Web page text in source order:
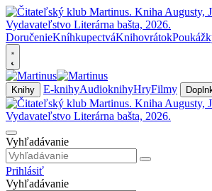
DoručenieKníhkupectváKnihovrátok
Knihy E-knihyAudioknihyHryFilmy
Vyhľadávanie
Prihlásiť
Vyhľadávanie